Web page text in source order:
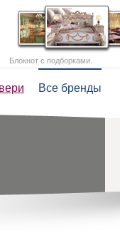
Все бренды
Блокнот с подборками.